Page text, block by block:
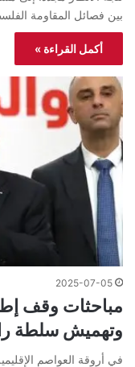
بين فصائل المقاومة
أكمل القراءة »
2025-07-05
مباحثات وقف
وتهميش سلطة
في أروقة العواصم